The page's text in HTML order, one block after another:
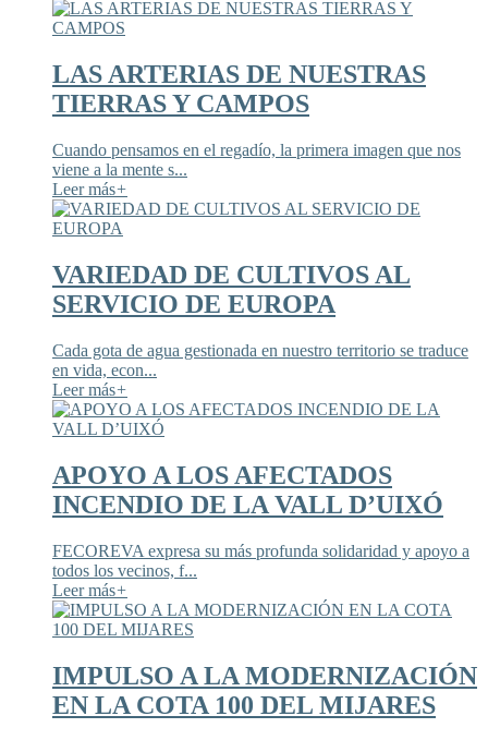
LAS ARTERIAS DE NUESTRAS
TIERRAS Y CAMPOS
Cuando pensamos en el regadío, la primera imagen que nos
viene a la mente s...
Leer más+
VARIEDAD DE CULTIVOS AL
SERVICIO DE EUROPA
Cada gota de agua gestionada en nuestro territorio se traduce
en vida, econ...
Leer más+
APOYO A LOS AFECTADOS
INCENDIO DE LA VALL D’UIXÓ
FECOREVA expresa su más profunda solidaridad y apoyo a
todos los vecinos, f...
Leer más+
IMPULSO A LA MODERNIZACIÓN
EN LA COTA 100 DEL MIJARES